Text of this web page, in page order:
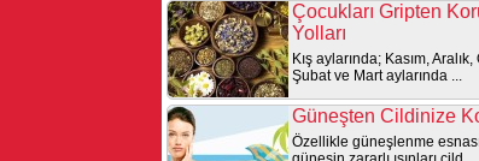
Çocukları Gripten
Yolları
Kış aylarında; Kasım, Aralık,
Şubat ve Mart aylarında ...
Güneşten Cildinize
Özellikle güneşlenme